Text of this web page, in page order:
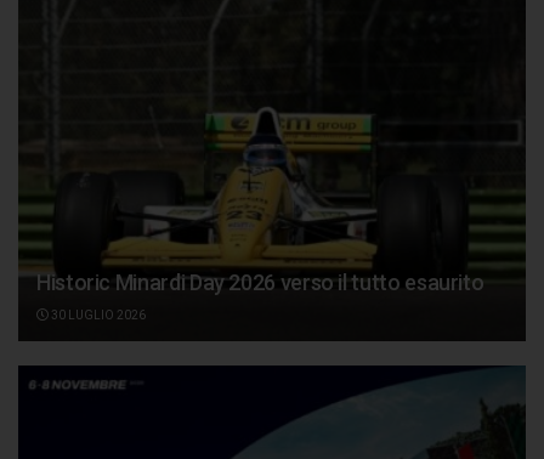
Historic Minardi Day 2026 verso il tutto esaurito
30 LUGLIO 2026